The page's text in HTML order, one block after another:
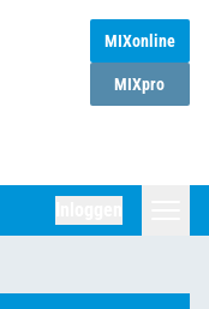
MIXonline
MIXpro